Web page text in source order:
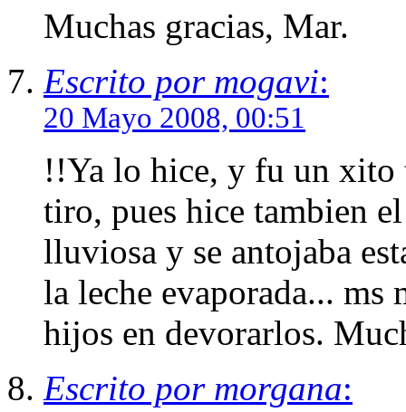
Muchas gracias, Mar.
Escrito por mogavi:
20 Mayo 2008, 00:51
!!Ya lo hice, y fu un xito
tiro, pues hice tambien
lluviosa y se antojaba
la leche evaporada... ms
hijos en devorarlos.
Escrito por morgana: